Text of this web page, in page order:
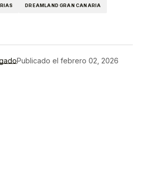
DREAMLAND GRAN CANARIA
Publicado el febrero 02, 2026